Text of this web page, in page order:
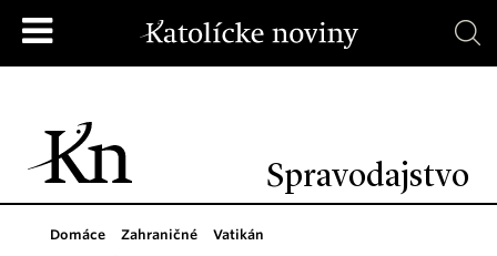
Spravodajstvo
Domáce Zahraničné Vatikán